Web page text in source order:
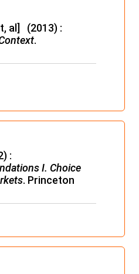
al] (2013) :
.
:
I. Choice
. Princeton